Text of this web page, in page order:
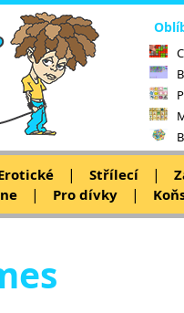
| Střílecí |
| Pro dívky |